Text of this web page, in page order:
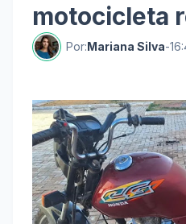
motocicleta
Por:Mariana Silva-